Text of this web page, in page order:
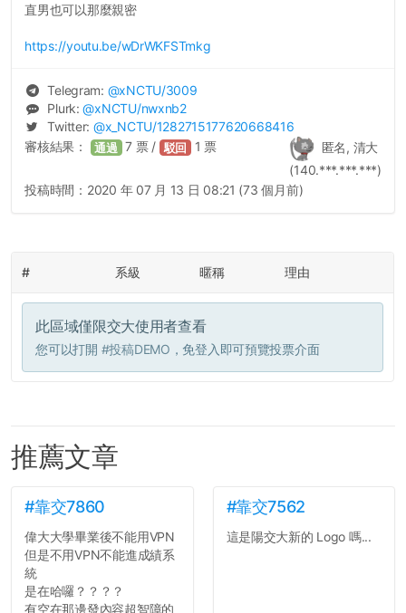
直男也可以那麼親密
https://youtu.be/wDrWKFSTmkg
Telegram: @xNCTU/3009
Plurk:@xNCTU/nwxnb2
Twitter: @x_NCTU/1282715177620668416
匿名, 清大
(140.***.***.***)
審核結果： 通過 7 票 / 駁回 1 票
投稿時間： 2020 年 07 月 13 日 08:21 (73 個月前)
# 系級 暱稱 理由
此區域僅限交大使用者查看
您可以打開 #投稿DEMO ，免登入即可預覽投票介面
推薦文章
#靠交7860
偉大大學畢業後不能用VPN
但是不用VPN不能進成績系
統
是在哈囉？？？？
有空在那邊發內容超智障的
#靠交7562
這是陽交大新的 Logo 嗎...